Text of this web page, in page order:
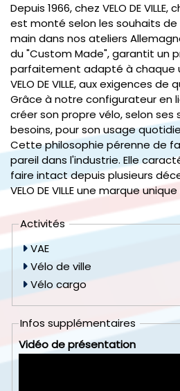
Depuis 1966, chez VELO DE
est monté selon les souhaits de
main dans nos ateliers
du "Custom Made", garantit un
parfaitement adapté à chaque
VELO DE VILLE, aux exigences
Grâce à notre configurateur en
créer son propre vélo, selon ses
besoins, pour son usage
Cette philosophie pérenne de
pareil dans l'industrie. Elle
faire intact depuis plusieurs
VELO DE VILLE une marque
Activités
VAE
Vélo de ville
Vélo cargo
Infos supplémentaires
Vidéo de présentation